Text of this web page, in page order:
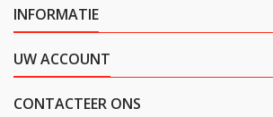
INFORMATIE
UW ACCOUNT
CONTACTEER ONS